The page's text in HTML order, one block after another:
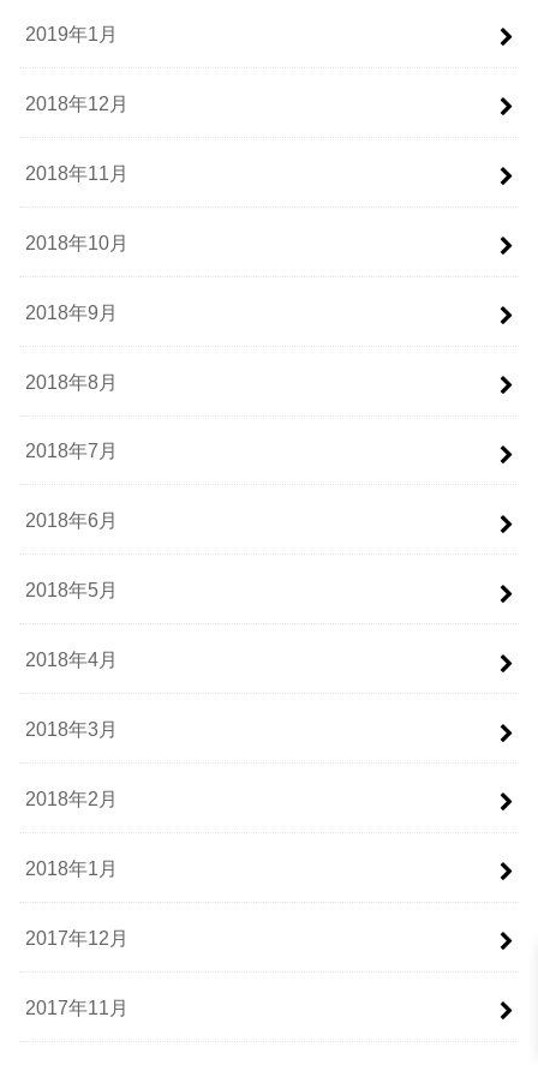
2019年1月
2018年12月
2018年11月
2018年10月
2018年9月
2018年8月
2018年7月
2018年6月
2018年5月
2018年4月
2018年3月
2018年2月
2018年1月
2017年12月
2017年11月